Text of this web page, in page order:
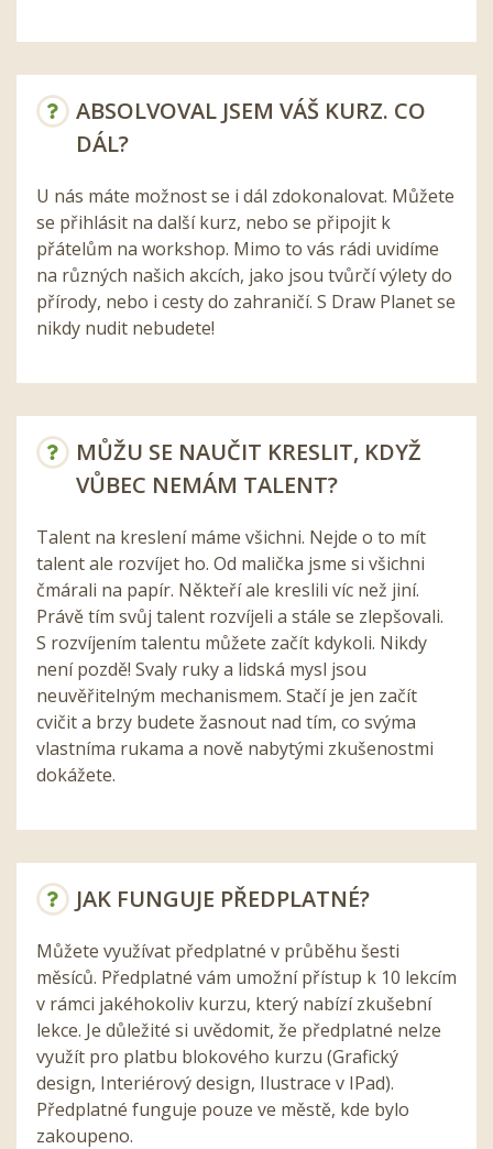
ABSOLVOVAL JSEM VÁŠ KURZ. CO
DÁL?
U nás máte možnost se i dál zdokonalovat. Můžete
se přihlásit na další kurz, nebo se připojit k
přátelům na workshop. Mimo to vás rádi uvidíme
na různých našich akcích, jako jsou tvůrčí výlety do
přírody, nebo i cesty do zahraničí. S Draw Planet se
nikdy nudit nebudete!
MŮŽU SE NAUČIT KRESLIT, KDYŽ
VŮBEC NEMÁM TALENT?
Talent na kreslení máme všichni. Nejde o to mít
talent ale rozvíjet ho. Od malička jsme si všichni
čmárali na papír. Někteří ale kreslili víc než jiní.
Právě tím svůj talent rozvíjeli a stále se zlepšovali.
S rozvíjením talentu můžete začít kdykoli. Nikdy
není pozdě! Svaly ruky a lidská mysl jsou
neuvěřitelným mechanismem. Stačí je jen začít
cvičit a brzy budete žasnout nad tím, co svýma
vlastníma rukama a nově nabytými zkušenostmi
dokážete.
JAK FUNGUJE PŘEDPLATNÉ?
Můžete využívat předplatné v průběhu šesti
měsíců. Předplatné vám umožní přístup k 10 lekcím
v rámci jakéhokoliv kurzu, který nabízí zkušební
lekce. Je důležité si uvědomit, že předplatné nelze
využít pro platbu blokového kurzu (Grafický
design, Interiérový design, Ilustrace v IPad).
Předplatné funguje pouze ve městě, kde bylo
zakoupeno.